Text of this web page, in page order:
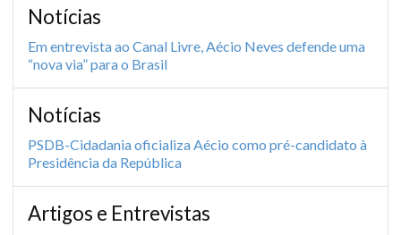
Notícias
Em entrevista ao Canal Livre, Aécio Neves defende uma
“nova via” para o Brasil
Notícias
PSDB-Cidadania oficializa Aécio como pré-candidato à
Presidência da República
Artigos e Entrevistas